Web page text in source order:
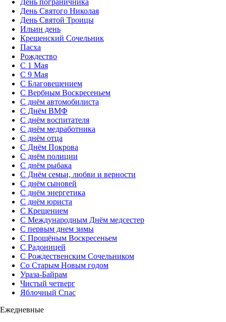
День пограничника
День Святого Николая
День Святой Троицы
Ильин день
Крещенский Сочельник
Пасха
Рождество
С 1 Мая
С 9 Мая
С Благовещением
С Вербным Воскресеньем
С днём автомобилиста
С Днём ВМФ
С днём воспитателя
С днём медработника
С днём отца
С Днём Покрова
С днём полиции
С днём рыбака
С Днём семьи, любви и верности
С днём сыновей
С днём энергетика
С днём юриста
С Крещением
С Международным Днём медсестер
С первым днем зимы
С Прощёным Воскресеньем
С Радоницей
С Рождественским Сочельником
Со Старым Новым годом
Ураза-Байрам
Чистый четверг
Яблочный Спас
Ежедневные